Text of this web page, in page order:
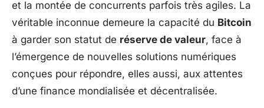
et la montée de concurrents parfois très agiles. La
véritable inconnue demeure la capacité du Bitcoin
à garder son statut de réserve de valeur, face à
l’émergence de nouvelles solutions numériques
conçues pour répondre, elles aussi, aux attentes
d’une finance mondialisée et décentralisée.